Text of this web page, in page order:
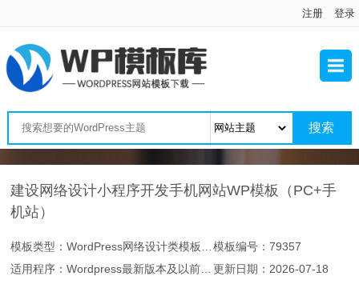
注册 登录
建设网络设计小程序开发手机网站WP模板（PC+手
机站）
模板编号：79357
更新日期： 2026-07-18